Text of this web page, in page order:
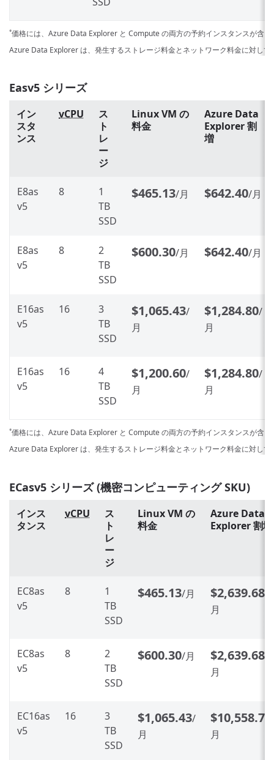
*価格には、Azure Data Explorer と Compute の両方の予約インスタンスが含ま
Azure Data Explorer は、発生するストレージ料金とネットワーク料金に対して
Easv5 シリーズ
イン
スタ
ンス
vCPU
ス
ト
レ
ー
ジ
Linux VM の
料金
Azure Data
Explorer 割
増
E8as
v5
8
1
TB
SSD
$465.13/月 $642.40/月
E8as
v5
8
2
TB
SSD
$600.30/月 $642.40/月
E16as
v5
16
3
TB
SSD
$1,065.43/
月
$1,284.80/
月
E16as
v5
16
4
TB
SSD
$1,200.60/
月
$1,284.80/
月
*価格には、Azure Data Explorer と Compute の両方の予約インスタンスが含ま
Azure Data Explorer は、発生するストレージ料金とネットワーク料金に対して
ECasv5 シリーズ (機密コンピューティング SKU)
インス
タンス
vCPU
ス
ト
レ
ー
ジ
Linux VM の
料金
Azure Data
Explorer 割増
EC8as
v5
8
1
TB
SSD
$465.13/月 $2,639.680
月
EC8as
v5
8
2
TB
SSD
$600.30/月 $2,639.680
月
EC16as
v5
16
3
TB
SSD
$1,065.43/
月
月